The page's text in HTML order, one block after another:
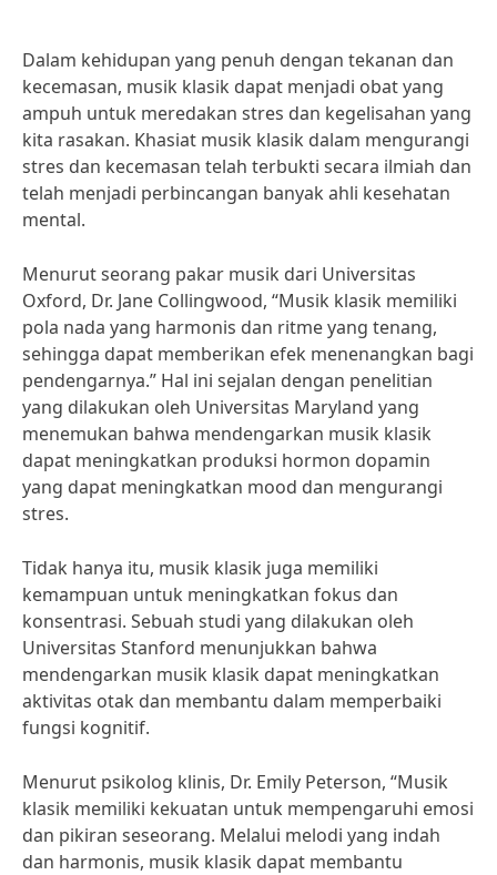
Dalam kehidupan yang penuh dengan tekanan dan
kecemasan, musik klasik dapat menjadi obat yang
ampuh untuk meredakan stres dan kegelisahan yang
kita rasakan. Khasiat musik klasik dalam mengurangi
stres dan kecemasan telah terbukti secara ilmiah dan
telah menjadi perbincangan banyak ahli kesehatan
mental.
Menurut seorang pakar musik dari Universitas
Oxford, Dr. Jane Collingwood, “Musik klasik memiliki
pola nada yang harmonis dan ritme yang tenang,
sehingga dapat memberikan efek menenangkan bagi
pendengarnya.” Hal ini sejalan dengan penelitian
yang dilakukan oleh Universitas Maryland yang
menemukan bahwa mendengarkan musik klasik
dapat meningkatkan produksi hormon dopamin
yang dapat meningkatkan mood dan mengurangi
stres.
Tidak hanya itu, musik klasik juga memiliki
kemampuan untuk meningkatkan fokus dan
konsentrasi. Sebuah studi yang dilakukan oleh
Universitas Stanford menunjukkan bahwa
mendengarkan musik klasik dapat meningkatkan
aktivitas otak dan membantu dalam memperbaiki
fungsi kognitif.
Menurut psikolog klinis, Dr. Emily Peterson, “Musik
klasik memiliki kekuatan untuk mempengaruhi emosi
dan pikiran seseorang. Melalui melodi yang indah
dan harmonis, musik klasik dapat membantu